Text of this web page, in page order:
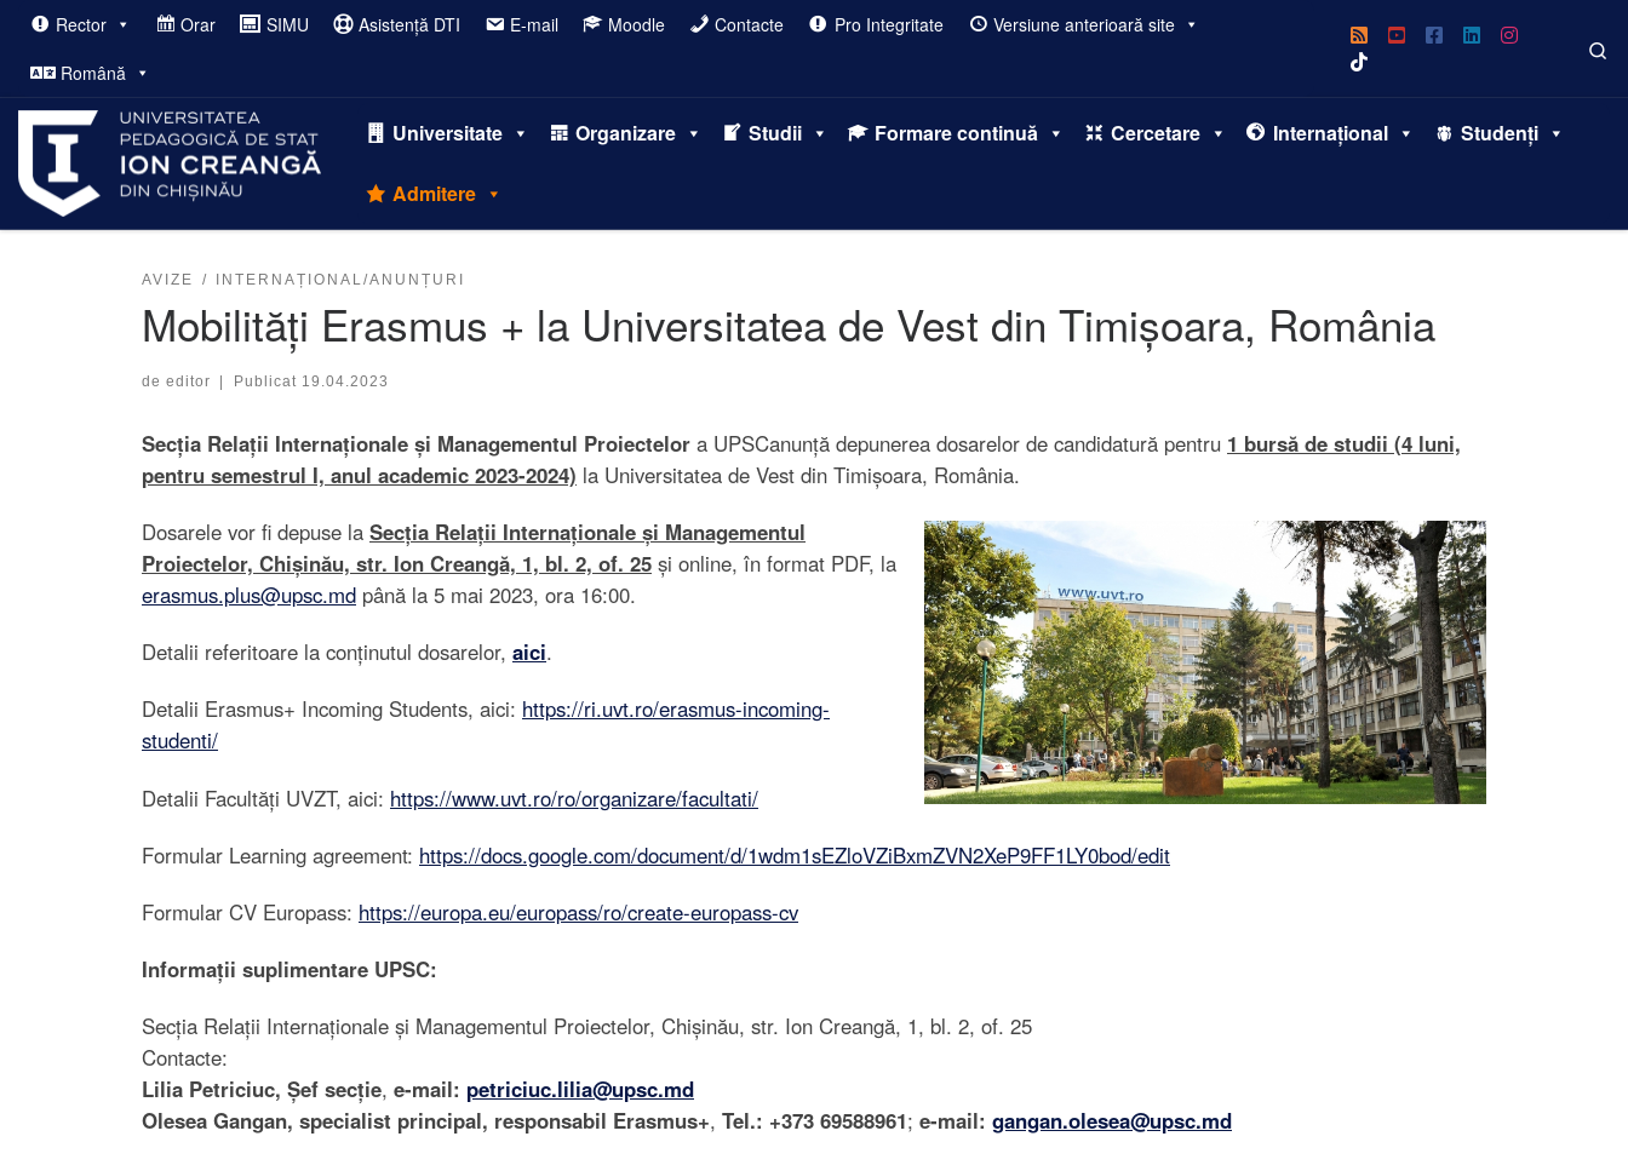
Afișează întregul conținut
Rector Orar SIMU Asistență DTI E-mail Moodle Contacte Pro Integritate
Versiune anterioară site
Română
Universitate Organizare Studii Formare continuă Cercetare Internațional Studenți
Admitere
AVIZE INTERNAȚIONAL/ANUNȚURI
Mobilități Erasmus + la Universitatea de Vest din Timișoara, România
de editor | Publicat 19.04.2023
Secția Relații Internaționale și Managementul Proiectelor a UPSCanunță depunerea dosarelor de candidatură pentru 1 bursă de studii (4 luni,
pentru semestrul I, anul academic 2023-2024) la Universitatea de Vest din Timișoara, România.
Dosarele vor fi depuse la Secția Relații Internaționale și Managementul
Proiectelor, Chișinău, str. Ion Creangă, 1, bl. 2, of. 25 și online, în format PDF, la
erasmus.plus@upsc.md până la 5 mai 2023, ora 16:00.
Detalii referitoare la conținutul dosarelor, aici.
Detalii Erasmus+ Incoming Students, aici: https://ri.uvt.ro/erasmus-incoming-
studenti/
Detalii Facultăți UVZT, aici: https://www.uvt.ro/ro/organizare/facultati/
Formular Learning agreement: https://docs.google.com/document/d/1wdm1sEZloVZiBxmZVN2XeP9FF1LY0bod/edit
Formular CV Europass: https://europa.eu/europass/ro/create-europass-cv
Informații suplimentare UPSC:
Secția Relații Internaționale și Managementul Proiectelor, Chișinău, str. Ion Creangă, 1, bl. 2, of. 25
Contacte:
Lilia Petriciuc, Șef secție, e-mail: petriciuc.lilia@upsc.md
Olesea Gangan, specialist principal, responsabil Erasmus+, Tel.: +373 69588961; e-mail: gangan.olesea@upsc.md